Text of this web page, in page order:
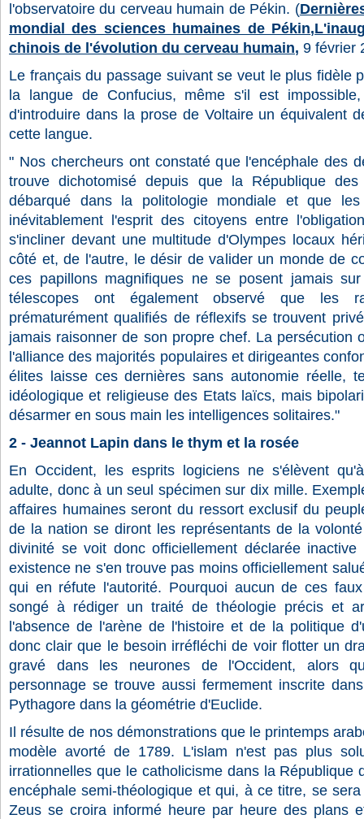
l'observatoire du cerveau humain de Pékin. (
mondial des sciences humaines de Pékin,
chinois de l'évolution du cerveau humain, 9 février
Le français du passage suivant se veut le plus fidèle
la langue de Confucius, même s'il est
d'introduire dans la prose de Voltaire un équivalent
cette langue.
" Nos chercheurs ont constaté que l'encéphale des
trouve dichotomisé depuis que la République
débarqué dans la politologie mondiale et que
inévitablement l'esprit des citoyens entre
s'incliner devant une multitude d'Olympes locaux
côté et, de l'autre, le désir de valider un monde de
ces papillons magnifiques ne se posent jamais
télescopes ont également observé que les
prématurément qualifiés de réflexifs se trouvent
jamais raisonner de son propre chef. La persécution
l'alliance des majorités populaires et dirigeantes
élites laisse ces dernières sans autonomie réelle,
idéologique et religieuse des Etats laïcs, mais
désarmer en sous main les intelligences solitaires."
2 - Jeannot Lapin dans le thym et la rosée
En Occident, les esprits logiciens ne s'élèvent
adulte, donc à un seul spécimen sur dix mille.
affaires humaines seront du ressort exclusif du
de la nation se diront les représentants de la
divinité se voit donc officiellement déclarée
existence ne s'en trouve pas moins officiellement
qui en réfute l'autorité. Pourquoi aucun de ces
songé à rédiger un traité de théologie précis et
l'absence de l'arène de l'histoire et de la politique
donc clair que le besoin irréfléchi de voir flotter un
gravé dans les neurones de l'Occident, alors
personnage se trouve aussi fermement inscrite
Pythagore dans la géométrie d'Euclide.
Il résulte de nos démonstrations que le printemps
modèle avorté de 1789. L'islam n'est pas plus
irrationnelles que le catholicisme dans la République
encéphale semi-théologique et qui, à ce titre, se
Zeus se croira informé heure par heure des plans